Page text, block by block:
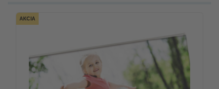
AKCIA